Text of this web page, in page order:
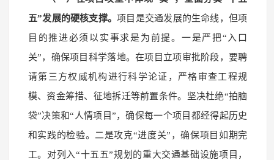
五”发展的硬核支撑。项目是交通发展的生命线，但项
目的推进必须以实事求是为前提。一是严把“入口
关”，确保项目科学落地。在项目立项审批阶段，要聘
请第三方权威机构进行科学论证，严格审查工程规
模、资金筹措、征地拆迁等前置条件。坚决杜绝“拍脑
袋”决策和“人情项目”，确保每一个项目都经得起历史
和实践的检验。二是攻克“进度关”，确保项目如期完
工。对列入“十五五”规划的重大交通基础设施项目，